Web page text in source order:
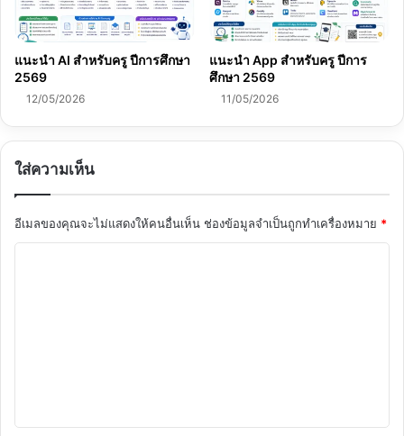
แนะนำ AI สำหรับครู ปีการศึกษา
2569
12/05/2026
แนะนำ App สำหรับครู ปีการ
ศึกษา 2569
11/05/2026
ใส่ความเห็น
อีเมลของคุณจะไม่แสดงให้คนอื่นเห็น ช่องข้อมูลจำเป็นถูกทำเครื่องหมาย *